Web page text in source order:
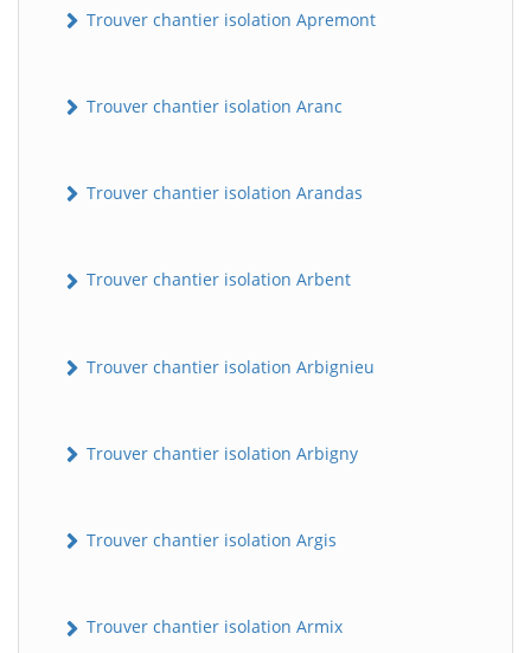
Trouver chantier isolation Apremont
Trouver chantier isolation Aranc
Trouver chantier isolation Arandas
Trouver chantier isolation Arbent
Trouver chantier isolation Arbignieu
Trouver chantier isolation Arbigny
Trouver chantier isolation Argis
Trouver chantier isolation Armix